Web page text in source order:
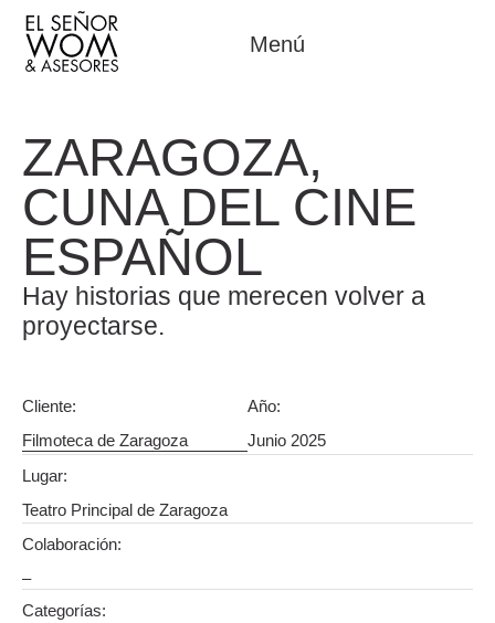
Menú
ZARAGOZA,
CUNA DEL CINE
ESPAÑOL
Hay historias que merecen volver a
proyectarse.
Cliente:
Filmoteca de Zaragoza
Año:
Junio 2025
Lugar:
Teatro Principal de Zaragoza
Colaboración:
–
Categorías: